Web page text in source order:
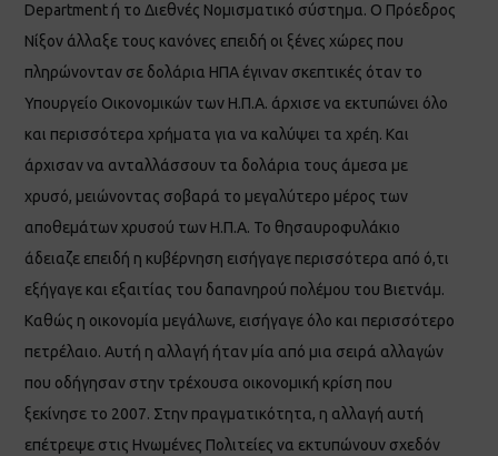
Department ή το Διεθνές Νομισματικό σύστημα. Ο Πρόεδρος
Νίξον άλλαξε τους κανόνες επειδή οι ξένες χώρες που
πληρώνονταν σε δολάρια ΗΠΑ έγιναν σκεπτικές όταν το
Υπουργείο Οικονομικών των Η.Π.Α. άρχισε να εκτυπώνει όλο
και περισσότερα χρήματα για να καλύψει τα χρέη. Και
άρχισαν να ανταλλάσσουν τα δολάρια τους άμεσα με
χρυσό, μειώνοντας σοβαρά το μεγαλύτερο μέρος των
αποθεμάτων χρυσού των Η.Π.Α. Το θησαυροφυλάκιο
άδειαζε επειδή η κυβέρνηση εισήγαγε περισσότερα από ό,τι
εξήγαγε και εξαιτίας του δαπανηρού πολέμου του Βιετνάμ.
Καθώς η οικονομία μεγάλωνε, εισήγαγε όλο και περισσότερο
πετρέλαιο. Αυτή η αλλαγή ήταν μία από μια σειρά αλλαγών
που οδήγησαν στην τρέχουσα οικονομική κρίση που
ξεκίνησε το 2007. Στην πραγματικότητα, η αλλαγή αυτή
επέτρεψε στις Ηνωμένες Πολιτείες να εκτυπώνουν σχεδόν